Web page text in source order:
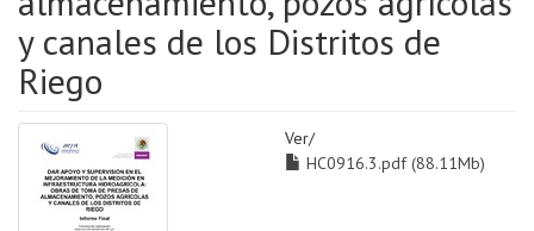
y canales de los Distritos de
Riego
Ver/
HC0916.3.pdf (88.11Mb)